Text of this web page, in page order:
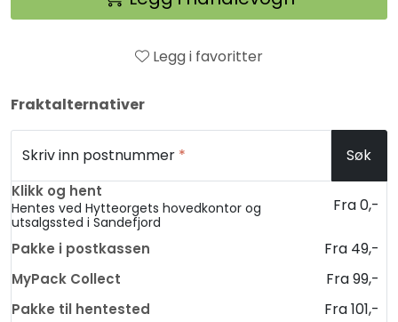
Legg i favoritter
Fraktalternativer
Skriv inn postnummer * Søk
Klikk og hent
Hentes ved Hytteorgets hovedkontor og
utsalgssted i Sandefjord
Fra 0,-
Pakke i postkassen Fra 49,-
MyPack Collect Fra 99,-
Pakke til hentested Fra 101,-